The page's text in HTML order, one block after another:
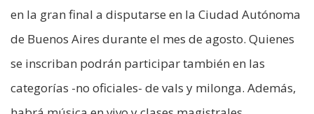
en la gran final a disputarse en la Ciudad Autónoma
de Buenos Aires durante el mes de agosto. Quienes
se inscriban podrán participar también en las
categorías -no oficiales- de vals y milonga. Además,